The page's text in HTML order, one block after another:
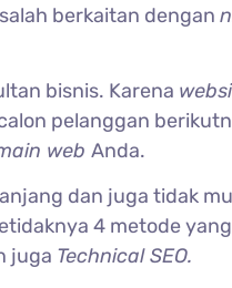
berkaitan dengan
bisnis. Karena
pelanggan
web Anda.
dan juga tidak
4 metode
juga Technical SEO.